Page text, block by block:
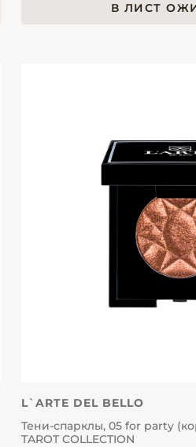
В ЛИСТ
L`ARTE DEL BELLO
Тени-спарклы, 05 for party
TAROT COLLECTION